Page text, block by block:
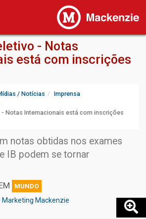
- Notas
está com inscrições
/ Notícias
Imprensa
Notas Internacionais está com inscrições
notas obtidas nos exames
IB podem se tornar
MUNDO
Marketing Mackenzie